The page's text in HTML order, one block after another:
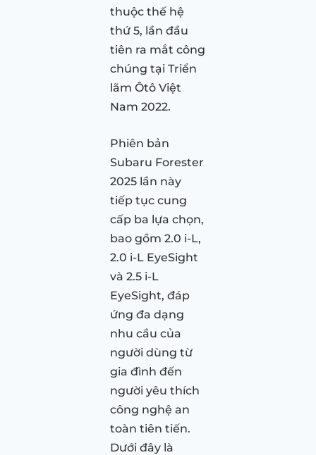
thuộc thế hệ
thứ 5, lần đầu
tiên ra mắt công
chúng tại Triển
lãm Ôtô Việt
Nam 2022.
Phiên bản
Subaru Forester
2025 lần này
tiếp tục cung
cấp ba lựa chọn,
bao gồm 2.0 i-L,
2.0 i-L EyeSight
và 2.5 i-L
EyeSight, đáp
ứng đa dạng
nhu cầu của
người dùng từ
gia đình đến
người yêu thích
công nghệ an
toàn tiên tiến.
Dưới đây là